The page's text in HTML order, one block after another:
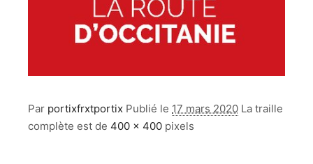
Par portixfrxtportix Publié le 17 mars 2020 La traille
complète est de 400 × 400 pixels